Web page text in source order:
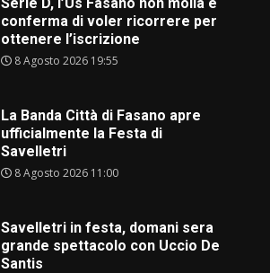
conferma di voler ricorrere per
ottenere l’iscrizione
8 Agosto 2026 19:55
La Banda Città di Fasano apre
ufficialmente la Festa di
Savelletri
8 Agosto 2026 11:00
Savelletri in festa, domani sera
grande spettacolo con Uccio De
Santis